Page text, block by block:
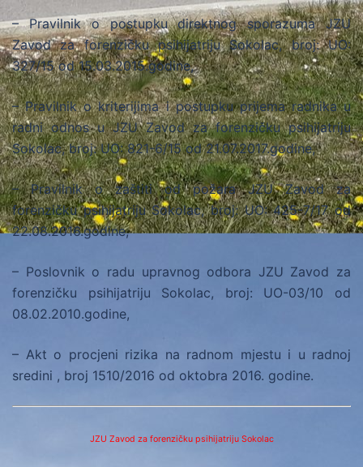
– Pravilnik o postupku direktnog sporazuma JZU
Zavod za forenzičku psihijatriju Sokolac, broj: UO:
327/15 od 15.03.2015.godine,
– Pravilnik o kriterijima i postupku prijema radnika u
radni odnos u JZU Zavod za forenzičku psihijatriju
Sokolac, broj: UO: 821-6/15 od 21.07.2017.godine,
– Pravilnik o zaštiti od požara JZU Zavod za
forenzičku psihijatriju Sokolac, broj: UO: 425-7/17 od
22.08.2016.godine,
– Poslovnik o radu upravnog odbora JZU Zavod za
forenzičku psihijatriju Sokolac, broj: UO-03/10 od
08.02.2010.godine,
– Akt o procjeni rizika na radnom mjestu i u radnoj
sredini , broj 1510/2016 od oktobra 2016. godine.
JZU Zavod za forenzičku psihijatriju Sokolac